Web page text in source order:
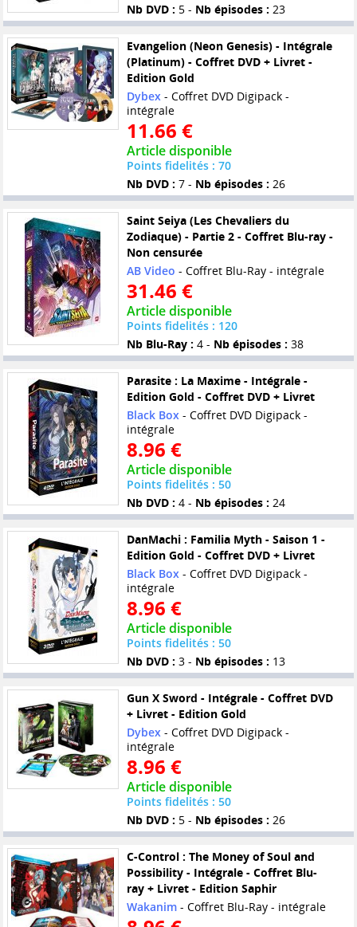
Nb DVD : 5 - Nb épisodes : 23
Evangelion (Neon Genesis) - Intégrale
(Platinum) - Coffret DVD + Livret -
Edition Gold
Dybex- Coffret DVD Digipack -
intégrale
11.66 €
Article disponible
Points fidelités : 70
Nb DVD : 7 - Nb épisodes : 26
Saint Seiya (Les Chevaliers du
Zodiaque) - Partie 2 - Coffret Blu-ray -
Non censurée
AB Video - Coffret Blu-Ray - intégrale
31.46 €
Article disponible
Points fidelités : 120
Nb Blu-Ray : 4 - Nb épisodes : 38
Parasite : La Maxime - Intégrale -
Edition Gold - Coffret DVD + Livret
Black Box- Coffret DVD Digipack -
intégrale
8.96 €
Article disponible
Points fidelités : 50
Nb DVD : 4 - Nb épisodes : 24
DanMachi : Familia Myth - Saison 1 -
Edition Gold - Coffret DVD + Livret
Black Box- Coffret DVD Digipack -
intégrale
8.96 €
Article disponible
Points fidelités : 50
Nb DVD : 3 - Nb épisodes : 13
Gun X Sword - Intégrale - Coffret DVD
+ Livret - Edition Gold
Dybex- Coffret DVD Digipack -
intégrale
8.96 €
Article disponible
Points fidelités : 50
Nb DVD : 5 - Nb épisodes : 26
C-Control : The Money of Soul and
Possibility - Intégrale - Coffret Blu-
ray + Livret - Edition Saphir
Wakanim- Coffret Blu-Ray - intégrale